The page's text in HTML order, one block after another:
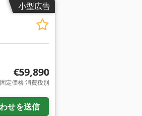
小型広告
€59,890
固定価格 消費税別
せを送信